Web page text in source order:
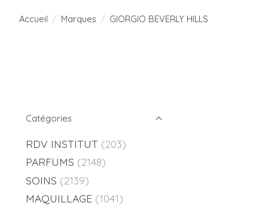
Accueil / Marques / GIORGIO BEVERLY HILLS
Catégories
RDV INSTITUT (203)
PARFUMS (2148)
SOINS (2139)
MAQUILLAGE (1041)